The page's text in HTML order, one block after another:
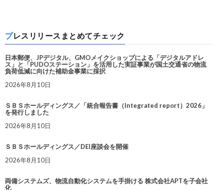
プレスリリースまとめてチェック
日本郵便、JPデジタル、GMOメイクショップによる「デジタルアドレ
ス」と「PUDOステーション」を活用した実証事業が国土交通省の物流
負荷低減に向けた補助金事業に採択
2026年8月10日
ＳＢＳホールディングス／「統合報告書（Integrated report）2026」
を発行しました
2026年8月10日
ＳＢＳホールディングス／DEI座談会を開催
2026年8月10日
両備システムズ、物流自動化システムを手掛ける 株式会社APTを子会社
化